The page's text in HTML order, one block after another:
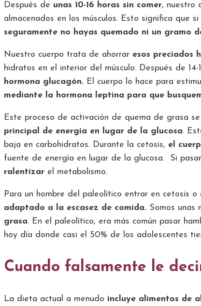
Después de unas 10-16 horas sin comer, nuestro
almacenados en los músculos. Esto significa que
seguramente no hayas quemado ni un gramo
Nuestro cuerpo trata de ahorrar esos preciados
hidratos en el interior del músculo. Después de 14-
hormona glucagón. El cuerpo lo hace para
mediante la hormona leptina para que
Este proceso de activación de quema de grasa
principal de energía en lugar de la glucosa.
baja en carbohidratos. Durante la cetosis, el
fuente de energía en lugar de la glucosa. Si
ralentizar el metabolismo.
Para un hombre del paleolítico entrar en cetosis
adaptado a la escasez de comida. Somos unas
grasa. En el paleolítico, era más común pasar
hoy día donde casi el 50% de los adolescentes
Cuando falsamente le
La dieta actual a menudo incluye alimentos de